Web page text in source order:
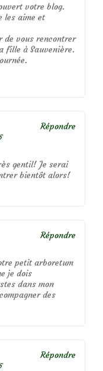
votre blog.
les aime et
de vous rencontrer
fille à Sauvenière.
gentil! Je serai
bientôt alors!
Répondre
petit arboretum
je dois
dans mon
des
Répondre
Répondre